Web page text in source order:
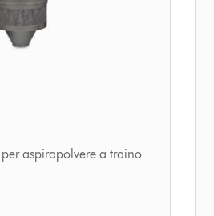
aspirapolvere a traino